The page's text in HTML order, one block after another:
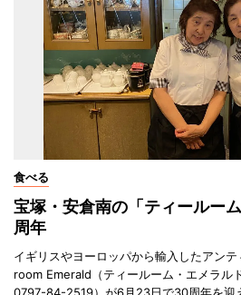
食べる
宝塚・安倉南の「ティールー
周年
イギリスやヨーロッパから輸入したアン
room Emerald（ティールーム・エメラル